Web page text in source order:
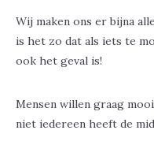
Wij maken ons er bijna
is het zo dat als iets te
ook het geval is!
Mensen willen graag
niet iedereen heeft de